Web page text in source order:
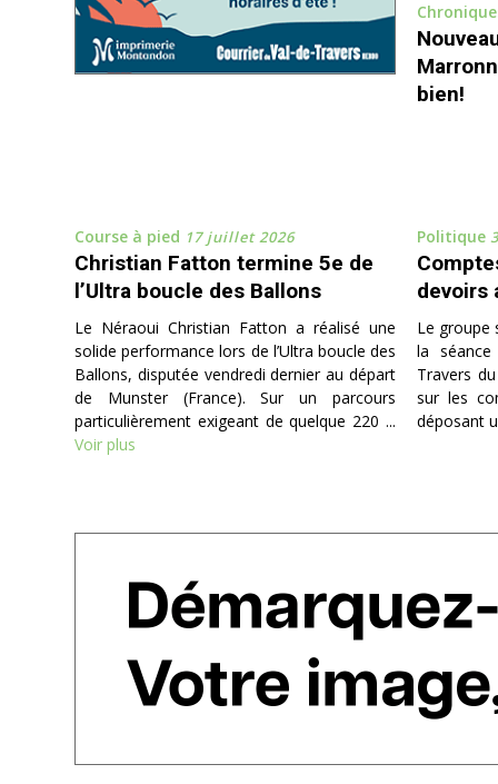
Vendredi dernier, le club de basket de
Fleurier s'en est allé affronter Oldstars
Hünibasket pour son sixième match de
14 novembre 2025
Fleurier, acteur d’un film à
suspense devant près de 300
spectateurs !
Après deux rencontres à l’extérieur -
défendre sa 2e place au classement.
bien!
Course à pied 17 juillet 2026
Christian Fatton termine 5e de
l’Ultra boucle des Ballons
Le Néraoui Christian Fatton a réalisé une
solide performance lors de l’Ultra boucle des
Ballons, disputée vendredi dernier au départ
de Munster (France). Sur un parcours
particulièrement exigeant de quelque 220 ...
Voir plus
Politique
devoirs
Le groupe
la
Travers
sur les
déposant